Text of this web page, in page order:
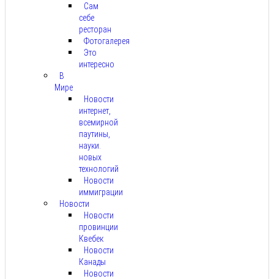
Сам
себе
ресторан
Фотогалерея
Это
интересно
В
Мире
Новости
интернет,
всемирной
паутины,
науки.
новых
технологий
Новости
иммиграции
Новости
Новости
провинции
Квебек
Новости
Канады
Новости